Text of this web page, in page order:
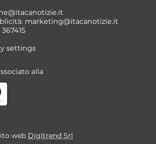
marketing@itacanotizie.it
settings
alla
web Digitrend Srl